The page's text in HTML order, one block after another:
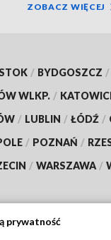
ZOBACZ WIĘCEJ
/ BYDGOSZCZ /
WLKP. /
/ LUBLIN / ŁÓDŹ /
/ POZNAŃ /
/ WARSZAWA /
prywatność